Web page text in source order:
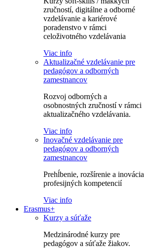
zručností, digitálne a odborné
vzdelávanie a kariérové
poradenstvo v rámci
celoživotného vzdelávania
Viac info
Aktualizačné vzdelávanie pre
pedagógov a odborných
zamestnancov
Rozvoj odborných a
osobnostných zručností v rámci
aktualizačného vzdelávania.
Viac info
Inovačné vzdelávanie pre
pedagógov a odborných
zamestnancov
Prehĺbenie, rozšírenie a inovácia
profesijných kompetencií
Viac info
Erasmus+
Kurzy a súťaže
Medzinárodné kurzy pre
pedagógov a súťaže žiakov.